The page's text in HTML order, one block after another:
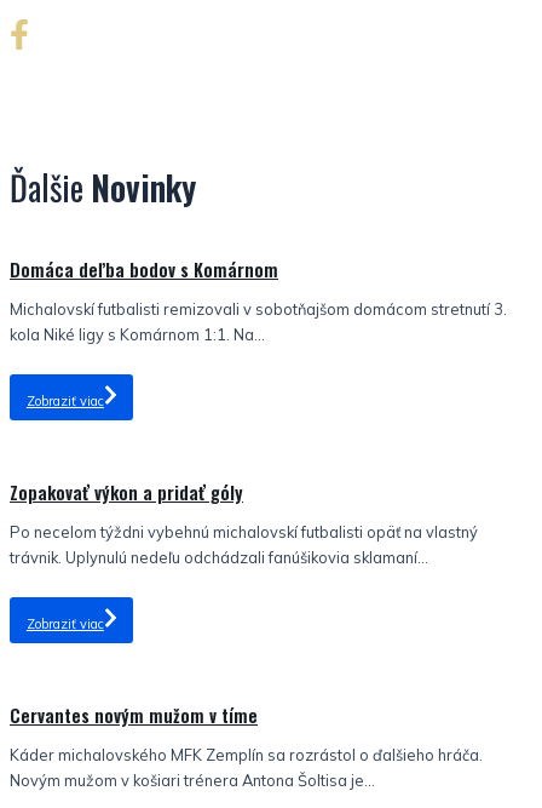
Ďalšie Novinky
Domáca deľba bodov s Komárnom
Michalovskí futbalisti remizovali v sobotňajšom domácom stretnutí 3.
kola Niké ligy s Komárnom 1:1. Na...
Zobraziť viac
Zopakovať výkon a pridať góly
Po necelom týždni vybehnú michalovskí futbalisti opäť na vlastný
trávnik. Uplynulú nedeľu odchádzali fanúšikovia sklamaní...
Zobraziť viac
Cervantes novým mužom v tíme
Káder michalovského MFK Zemplín sa rozrástol o ďalšieho hráča.
Novým mužom v košiari trénera Antona Šoltisa je...